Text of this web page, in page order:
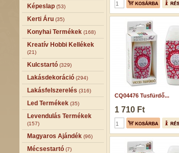
Képeslap (53)
Kerti Áru (35)
Konyhai Termékek (168)
Kreatív Hobbi Kellékek
(21)
Kulcstartó (329)
Lakásdekoráció (294)
Lakásfelszerelés (316)
Led Termékek (35)
Levendulás Termékek
(157)
Magyaros Ajándék (96)
Mécsestartó (7)
CQ04476 Tusfürdő...
1 710 Ft